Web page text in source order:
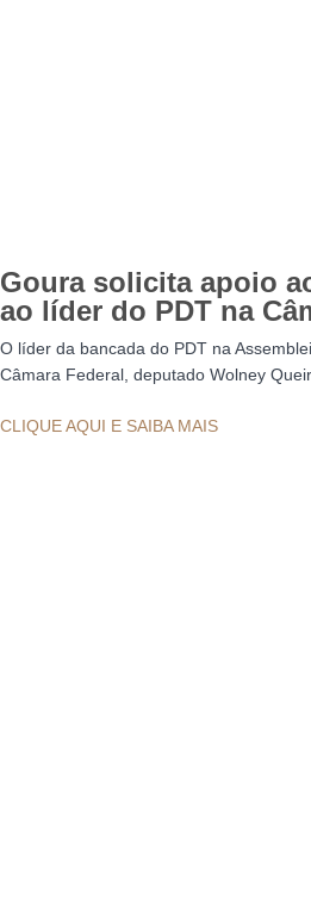
Goura solicita apoio
ao líder do PDT na
O líder da bancada do PDT na
Câmara Federal, deputado Wolney
CLIQUE AQUI E SAIBA MAIS